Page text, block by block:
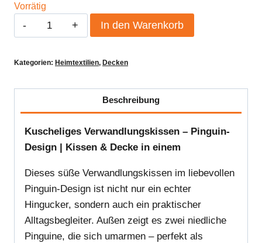
Vorrätig
Verwandlungskissen
Menge
In den Warenkorb
Kategorien: Heimtextilien, Decken
Beschreibung
Kuscheliges Verwandlungskissen – Pinguin-
Design | Kissen & Decke in einem
Dieses süße Verwandlungskissen im liebevollen
Pinguin-Design ist nicht nur ein echter
Hingucker, sondern auch ein praktischer
Alltagsbegleiter. Außen zeigt es zwei niedliche
Pinguine, die sich umarmen – perfekt als